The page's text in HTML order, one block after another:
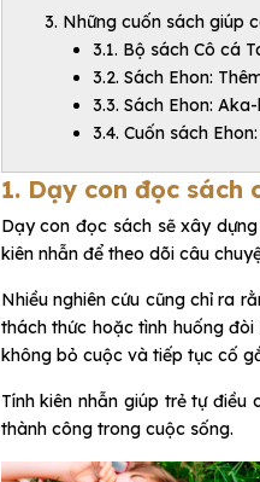
Những cuốn sách giúp
3.1. Bộ sách Cô cá
3.2. Sách Ehon:
3.3. Sách Ehon:
3.4. Cuốn sách
1. Dạy con đọc
Dạy con đọc sách sẽ xây
kiên nhẫn để theo dõi câu
Nhiều nghiên cứu cũng chỉ ra
thách thức hoặc tình huống
không bỏ cuộc và tiếp tục cố
Tính kiên nhẫn giúp trẻ tự
thành công trong cuộc sống.